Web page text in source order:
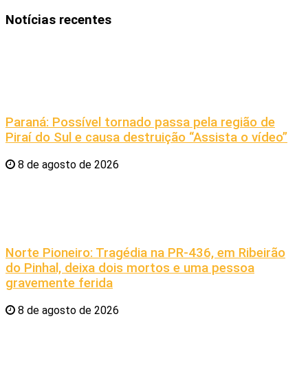
Notícias recentes
Paraná: Possível tornado passa pela região de
Piraí do Sul e causa destruição “Assista o vídeo”
8 de agosto de 2026
Norte Pioneiro: Tragédia na PR-436, em Ribeirão
do Pinhal, deixa dois mortos e uma pessoa
gravemente ferida
8 de agosto de 2026